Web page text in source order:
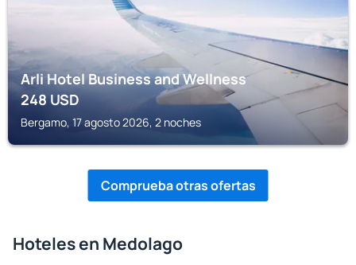
Arli Hotel Business and Wellness
248USD
Bergamo, 17 agosto 2026, 2 noches
Comprueba otras ofertas
Hoteles en Medolago